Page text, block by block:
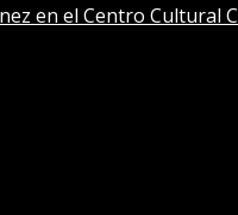
en el Centro Cultural